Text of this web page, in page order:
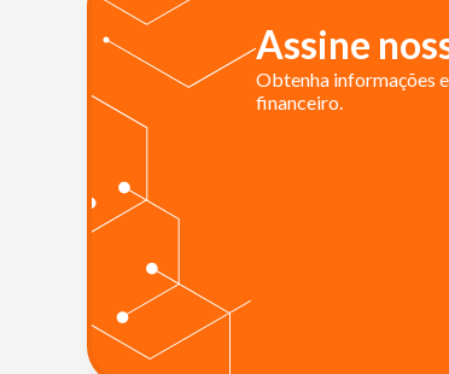
Assine
Obtenha informações
financeiro.